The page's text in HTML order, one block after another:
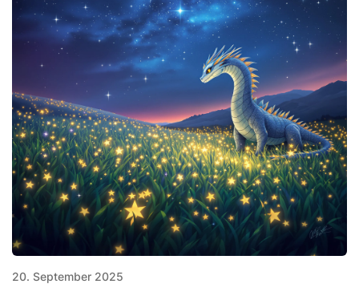
20. September 2025